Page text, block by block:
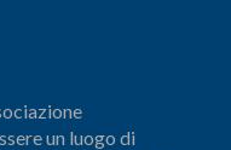
un luogo di